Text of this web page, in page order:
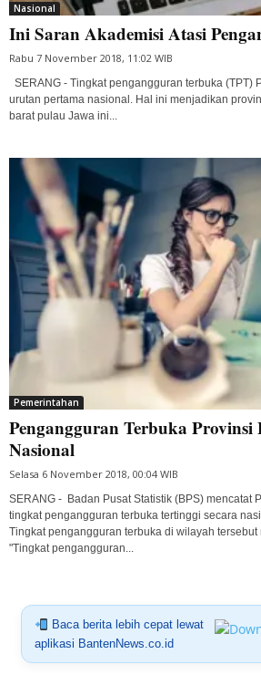
Nasional
Ini Saran Akademisi Atasi
Rabu 7 November 2018, 11:02 WIB
SERANG - Tingkat pengangguran terbuka (TPT)
urutan pertama nasional. Hal ini menjadikan
barat pulau Jawa ini...
Pemerintahan
Pengangguran Terbuka Provinsi
Nasional
Selasa 6 November 2018, 00:04 WIB
SERANG - Badan Pusat Statistik (BPS) mencatat
tingkat pengangguran terbuka tertinggi secara
Tingkat pengangguran terbuka di wilayah
"Tingkat pengangguran...
Baca berita lebih cepat lewat
aplikasi BantenNews.co.id